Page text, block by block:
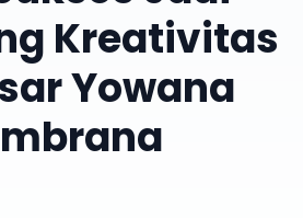
Kreativitas
Yowana